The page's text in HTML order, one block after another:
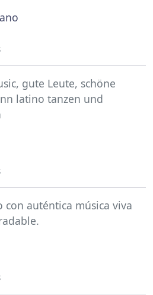
gute Leute, schöne
latino tanzen und
con auténtica música viva